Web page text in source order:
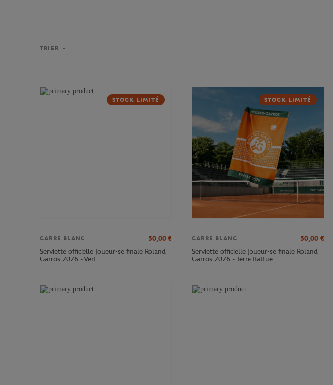
TRIER
STOCK LIMITÉ
CARRE BLANC 50,00 €
Serviette officielle joueur•se finale Roland-
Garros 2026 - Vert
STOCK LIMITÉ
CARRE BLANC 50,00 €
Serviette officielle joueur•se finale Roland-
Garros 2026 - Terre Battue